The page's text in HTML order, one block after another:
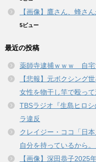
【画像】鷹さん、蜂さ
5ビュー
最近の投稿
薬師寺逮捕ｗｗｗ 自宅
【悲報】元ボクシング
女性を物干し竿で殴っ
TBSラジオ『生島ヒロ
ラ違反
クレイジー・ココ「日
自分を持っているから。
【画像】深田恭子2025